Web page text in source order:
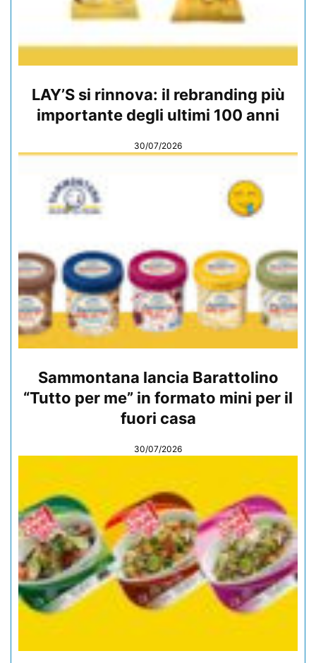
LAY’S si rinnova: il rebranding più
importante degli ultimi 100 anni
30/07/2026
Sammontana lancia Barattolino
“Tutto per me” in formato mini per il
fuori casa
30/07/2026